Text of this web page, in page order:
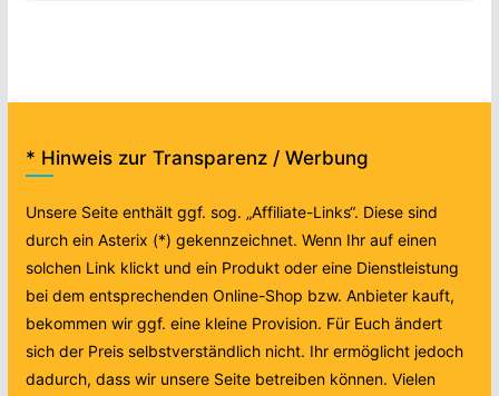
* Hinweis zur Transparenz / Werbung
Unsere Seite enthält ggf. sog. „Affiliate-Links“. Diese sind
durch ein Asterix (*) gekennzeichnet. Wenn Ihr auf einen
solchen Link klickt und ein Produkt oder eine Dienstleistung
bei dem entsprechenden Online-Shop bzw. Anbieter kauft,
bekommen wir ggf. eine kleine Provision. Für Euch ändert
sich der Preis selbstverständlich nicht. Ihr ermöglicht jedoch
dadurch, dass wir unsere Seite betreiben können. Vielen